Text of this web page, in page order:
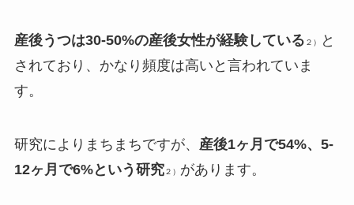
産後うつは30-50%の産後女性が経験している ２）
と
されており、かなり頻度は高いと言われていま
す。
研究によりまちまちですが、 産後1ヶ月で54%、5-
12ヶ月で6%という研究２） があります。